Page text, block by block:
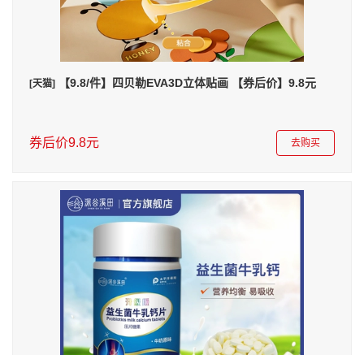
[天猫] 【9.8/件】四贝勒EVA3D立体贴画 【券后价】9.8元
券后价9.8元 去购买